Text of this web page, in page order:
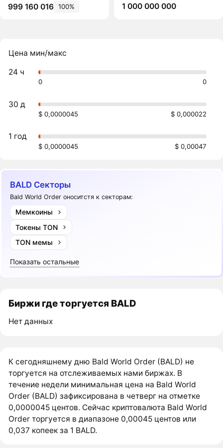
999 160 016 100%
1 000 000 000
Цена мин/макс
24 ч
0 0
30 д
$ 0,0000045 $ 0,000022
1 год
$ 0,0000045 $ 0,00047
BALD Секторы
Bald World Order оноситстя к секторам:
Мемкоины
Токены TON
TON мемы
Показать остальные
Биржи где торгуется BALD
Нет данных
К сегодняшнему дню Bald World Order (BALD) не
торгуется на отслеживаемых нами биржах. В
течение недели минимальная цена на Bald World
Order (BALD) зафиксирована в четверг на отметке
0,0000045 центов. Сейчас криптовалюта Bald World
Order торгуется в диапазоне 0,00045 центов или
0,037 копеек за 1 BALD.